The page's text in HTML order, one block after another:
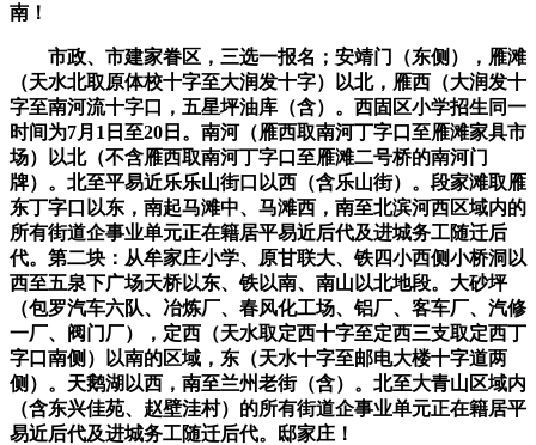
南！
市政、市建家眷区，三选一报名；安靖门（东侧），雁滩
（天水北取原体校十字至大润发十字）以北，雁西（大润发十
字至南河流十字口，五星坪油库（含）。西固区小学招生同一
时间为7月1日至20日。南河（雁西取南河丁字口至雁滩家具市
场）以北（不含雁西取南河丁字口至雁滩二号桥的南河门
牌）。北至平易近乐乐山街口以西（含乐山街）。段家滩取雁
东丁字口以东，南起马滩中、马滩西，南至北滨河西区域内的
所有街道企事业单元正在籍居平易近后代及进城务工随迁后
代。第二块：从牟家庄小学、原甘联大、铁四小西侧小桥洞以
西至五泉下广场天桥以东、铁以南、南山以北地段。大砂坪
（包罗汽车六队、冶炼厂、春风化工场、铝厂、客车厂、汽修
一厂、阀门厂），定西（天水取定西十字至定西三支取定西丁
字口南侧）以南的区域，东（天水十字至邮电大楼十字道两
侧）。天鹅湖以西，南至兰州老街（含）。北至大青山区域内
（含东兴佳苑、赵壁洼村）的所有街道企事业单元正在籍居平
易近后代及进城务工随迁后代。邸家庄！